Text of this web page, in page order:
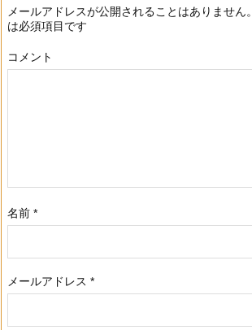
メールアドレスが公開されることはありません。
は必須項目です
コメント
名前 *
メールアドレス *